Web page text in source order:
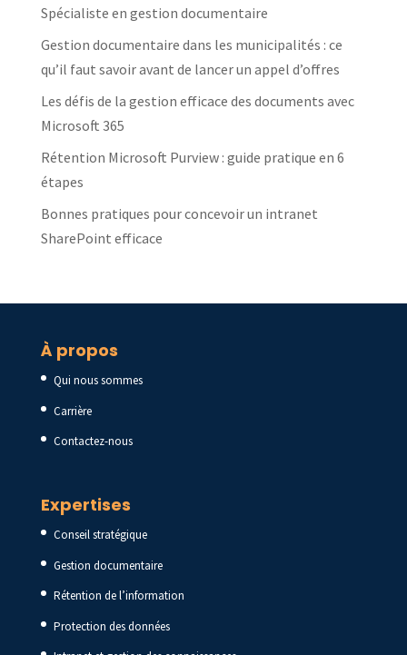
Spécialiste en gestion documentaire
Gestion documentaire dans les municipalités : ce
qu’il faut savoir avant de lancer un appel d’offres
Les défis de la gestion efficace des documents avec
Microsoft 365
Rétention Microsoft Purview : guide pratique en 6
étapes
Bonnes pratiques pour concevoir un intranet
SharePoint efficace
À propos
Qui nous sommes
Carrière
Contactez-nous
Expertises
Conseil stratégique
Gestion documentaire
Rétention de l’information
Protection des données